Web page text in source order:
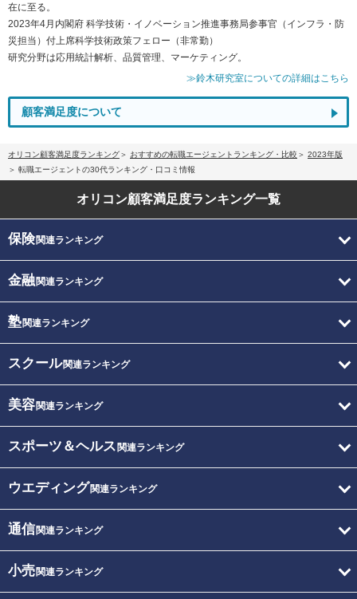
在に至る。
2023年4月内閣府 科学技術・イノベーション推進事務局参事官（インフラ・防
災担当）付上席科学技術政策フェロー（非常勤）
研究分野は応用統計解析、品質管理、マーケティング。
≫鈴木研究室についての詳細はこちら
顧客満足度について
オリコン顧客満足度ランキング おすすめの転職エージェントランキング・比較
2023年版
転職エージェントの30代ランキング・口コミ情報
オリコン顧客満足度ランキング一覧
保険関連ランキング
金融関連ランキング
塾関連ランキング
スクール関連ランキング
美容関連ランキング
スポーツ＆ヘルス 関連ランキング
ウエディング関連ランキング
通信関連ランキング
小売関連ランキング